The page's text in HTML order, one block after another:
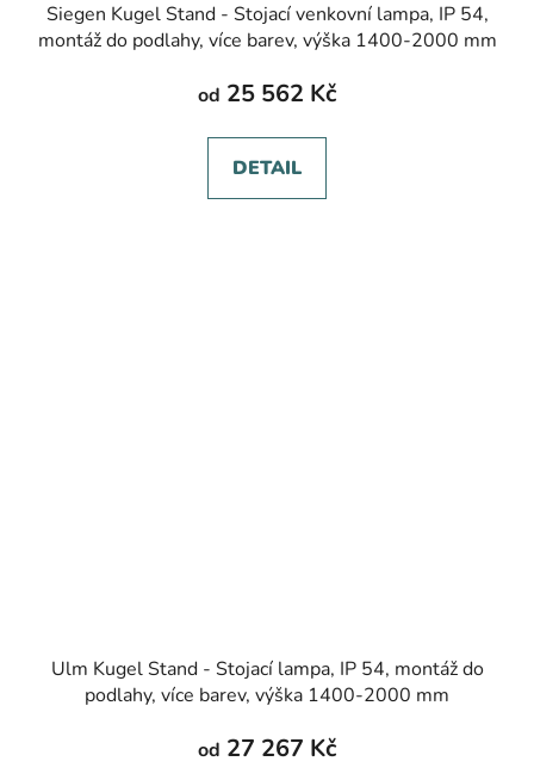
Siegen Kugel Stand - Stojací venkovní lampa, IP 54,
montáž do podlahy, více barev, výška 1400-2000 mm
od 25 562 Kč
DETAIL
Ulm Kugel Stand - Stojací lampa, IP 54, montáž do
podlahy, více barev, výška 1400-2000 mm
od 27 267 Kč